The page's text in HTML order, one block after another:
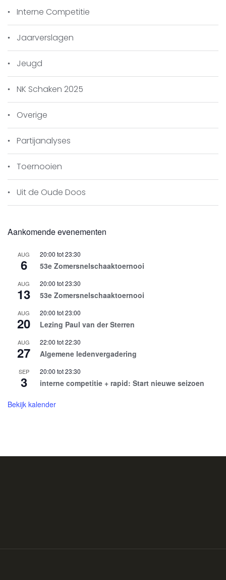
Interne Competitie
Jaarverslagen
Jeugd
NK Schaken 2025
Overige
Partijanalyses
Toernooien
Uit de Oude Doos
Aankomende evenementen
AUG
6
20:00 tot23:30
53e Zomersnelschaaktoernooi
AUG
13
20:00 tot23:30
53e Zomersnelschaaktoernooi
AUG
20
20:00 tot23:00
Lezing Paul van der Sterren
AUG
27
22:00 tot22:30
Algemene ledenvergadering
SEP
3
20:00 tot23:30
interne competitie + rapid: Start nieuwe seizoen
Bekijk kalender